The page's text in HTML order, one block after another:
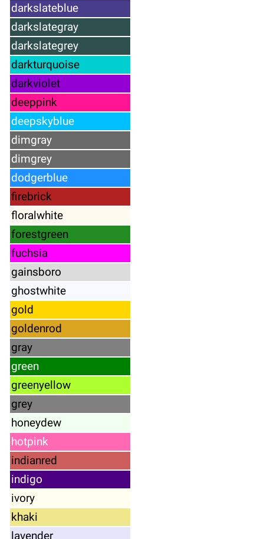
darkslateblue
darkslategray
darkslategrey
darkturquoise
darkviolet
deeppink
deepskyblue
dimgray
dimgrey
dodgerblue
firebrick
floralwhite
forestgreen
fuchsia
gainsboro
ghostwhite
gold
goldenrod
gray
green
greenyellow
grey
honeydew
hotpink
indianred
indigo
ivory
khaki
lavender